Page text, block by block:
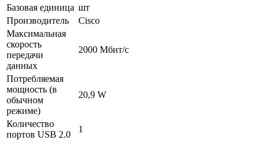
Базовая единица шт
Производитель
Cisco
Максимальная
скорость
передачи
данных
2000 Мбит/с
Потребляемая
мощность (в
обычном
режиме)
20,9 W
Количество
портов USB 2.0
1